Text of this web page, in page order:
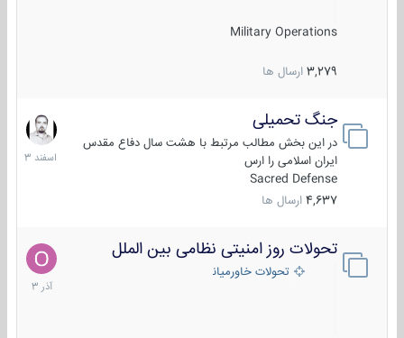
Military Operations
3,279 ارسال ها
جنگ تحمیلی
در این بخش مطالب مرتبط با هشت سال دفاع مقدس
ایران اسلامی را ارس
Sacred Defense
4,637 ارسال ها
20
اسفند
1403
تحولات روز امنیتی نظامی بین الملل
تحولات خاورمیانه
21
آذر
1403